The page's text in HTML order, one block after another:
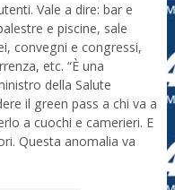
Vale a dire: bar e
e piscine, sale
convegni e congressi,
etc. “È una
della Salute
il green pass a chi va a
a cuochi e camerieri. E
Questa anomalia va